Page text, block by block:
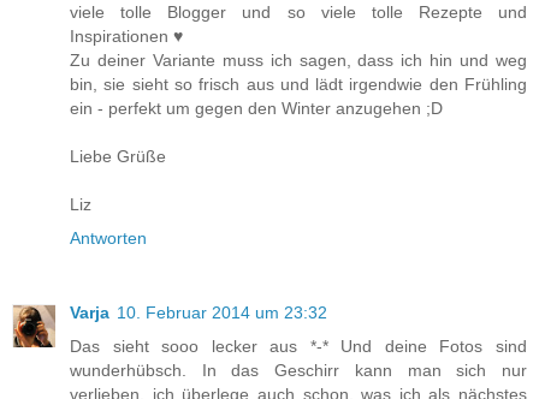
viele tolle Blogger und so viele tolle Rezepte und
Inspirationen ♥
Zu deiner Variante muss ich sagen, dass ich hin und weg
bin, sie sieht so frisch aus und lädt irgendwie den Frühling
ein - perfekt um gegen den Winter anzugehen ;D
Liebe Grüße
Liz
Antworten
Varja 10. Februar 2014 um 23:32
Das sieht sooo lecker aus *-* Und deine Fotos sind
wunderhübsch. In das Geschirr kann man sich nur
verlieben, ich überlege auch schon, was ich als nächstes